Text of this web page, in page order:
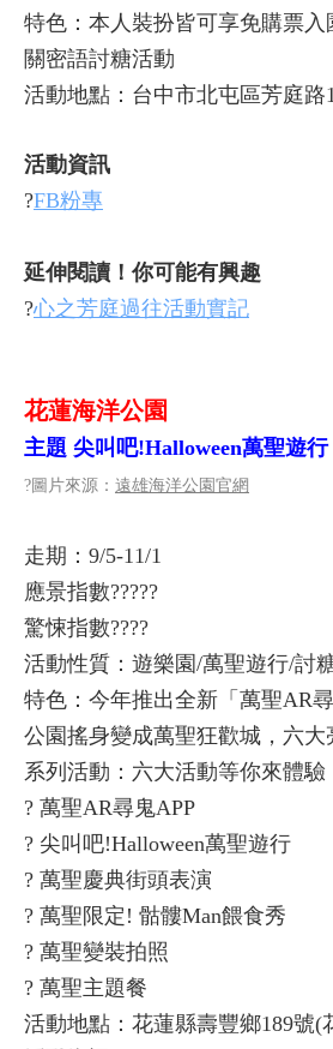
特色：本人裝扮皆可享免購票入
關密語討糖活動
活動地點：台中市北屯區芳庭路
活動資訊
?FB粉專
延伸閱讀！你可能有興趣
?心之芳庭過往活動實記
花蓮海洋公園
主題 尖叫吧!Halloween萬聖遊行
?圖片來源： 遠雄海洋公園官網
走期：9/5-11/1
應景指數?????
驚悚指數????
活動性質：遊樂園/萬聖遊行/討
特色：今年推出全新「萬聖AR
公園搖身變成萬聖狂歡城，六大
系列活動：六大活動等你來體驗
? 萬聖AR尋鬼APP
? 尖叫吧!Halloween萬聖遊行
? 萬聖慶典街頭表演
? 萬聖限定! 骷髏Man餵食秀
? 萬聖變裝拍照
? 萬聖主題餐
活動地點：花蓮縣壽豐鄉189號(